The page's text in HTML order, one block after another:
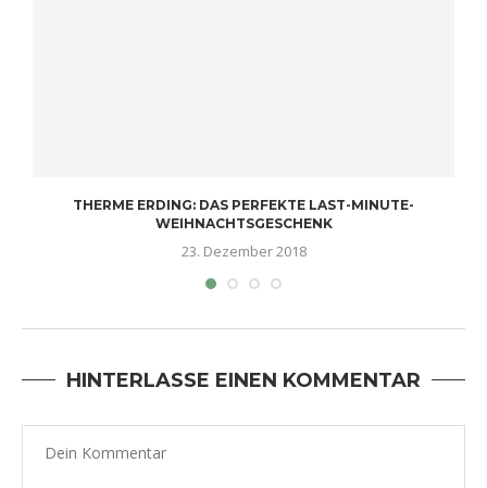
THERME ERDING: DAS PERFEKTE LAST-MINUTE-
WEIHNACHTSGESCHENK
23. Dezember 2018
HINTERLASSE EINEN KOMMENTAR